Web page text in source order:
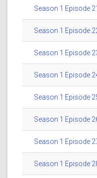
Season 1 Episode
Season 1 Episode
Season 1 Episode
Season 1 Episode
Season 1 Episode
Season 1 Episode
Season 1 Episode
Season 1 Episode